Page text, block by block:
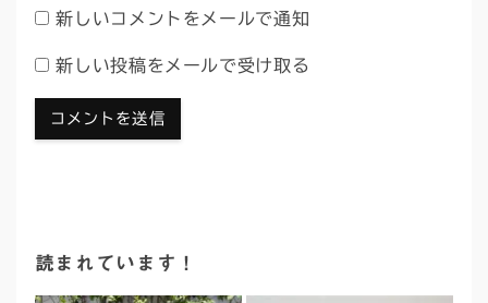
新しいコメントをメールで通知
新しい投稿をメールで受け取る
読まれています！